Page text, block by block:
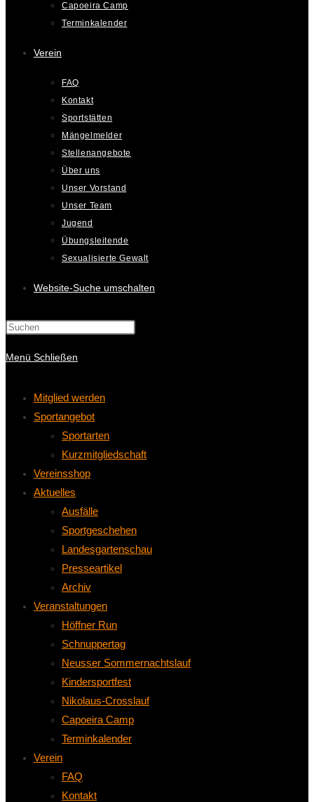
Capoeira Camp
Terminkalender
Verein
FAQ
Kontakt
Sportstätten
Mängelmelder
Stellenangebote
Über uns
Unser Vorstand
Unser Team
Jugend
Übungsleitende
Sexualisierte Gewalt
Website-Suche umschalten
Menü Schließen
Mitglied werden
Sportangebot
Sportarten
Kurzmitgliedschaft
Vereinsshop
Aktuelles
Ausfälle
Sportgeschehen
Landesgartenschau
Presseartikel
Archiv
Veranstaltungen
Höffner Run
Schnuppertag
Neusser Sommernachtslauf
Kindersportfest
Nikolaus-Crosslauf
Capoeira Camp
Terminkalender
Verein
FAQ
Kontakt